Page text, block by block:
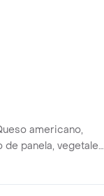
americano,
panela, vegetales
lulo y ripio de papa